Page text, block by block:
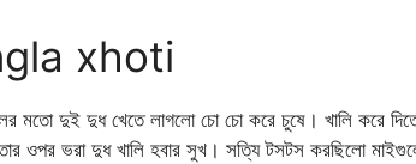
xhoti
মতো দুই দুধ খেতে লাগলো চো চো করে চুষে। খালি করে
ওপর ভরা দুধ খালি হবার সুখ। সত্যি টসটস করছিলো